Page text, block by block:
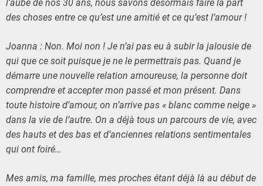
l’aube de nos 30 ans, nous savons désormais faire la part
des choses entre ce qu’est une amitié et ce qu’est l’amour !
Joanna : Non. Moi non ! Je n’ai pas eu à subir la jalousie de
qui que ce soit puisque je ne le permettrais pas. Quand je
démarre une nouvelle relation amoureuse, la personne doit
comprendre et accepter mon passé et mon présent. Dans
toute histoire d’amour, on n’arrive pas « blanc comme neige »
dans la vie de l’autre. On a déjà tous un parcours de vie, avec
des hauts et des bas et d’anciennes relations sentimentales
qui ont foiré…
Mes amis, ma famille, mes proches étant déjà là au début de